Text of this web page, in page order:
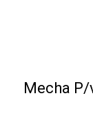
Mecha
Varios